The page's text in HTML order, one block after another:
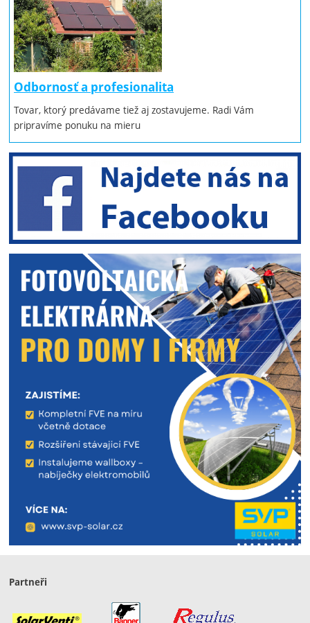
Odbornosť a profesionalita
Tovar, ktorý predávame tiež aj zostavujeme. Radi Vám
pripravíme ponuku na mieru
Partneři